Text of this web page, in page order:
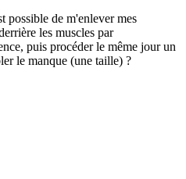
possible de m'enlever mes
les muscles par
puis procéder le même jour un
le manque (une taille) ?